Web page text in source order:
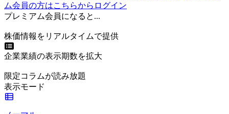
ム会員の方はこちらからログイン
プレミアム会員になると...
株価情報をリアルタイムで提供
企業業績の表示期数を拡大
限定コラムが読み放題
表示モード